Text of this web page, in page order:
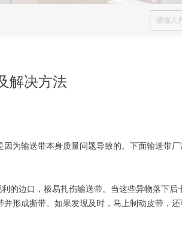
解决方法
为输送带本身质量问题导致的。下面输送带
边口，极易扎伤输送带。当这些异物落下后
形成撕带。如果发现及时，马上制动皮带，